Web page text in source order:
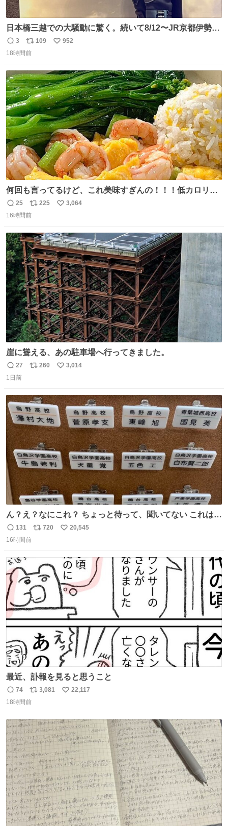
日本橋三越での大騒動に驚く。続いて8/12〜JR京都伊勢丹
でPOP UP STOREがオープンするとのこと…皆さんお怪
我なくお買い物を🙏 写真は2026/5/21 ロードショーの前日
返
信
3
リ
ポ
ト
数
109
い
数
952
18時間前
何回も言ってるけど、これ美味すぎんの！！！低カロリー
で満足感エグいから一生食べてる😭
返
信
25
リ
ポ
ト
数
225
い
数
3,064
16時間前
崖に聳える、あの駐車場へ行ってきました。
返
信
27
リ
ト
数
260
い
数
3,014
1日前
ん？え？なにこれ？ ちょっと待って、聞いてない これは販
売されているのもですか？
返
信
131
リ
ト
数
720
い
数
20,545
16時間前
最近、訃報を見ると思うこと
返
信
74
リ
ポ
ト
数
3,081
い
数
22,117
18時間前